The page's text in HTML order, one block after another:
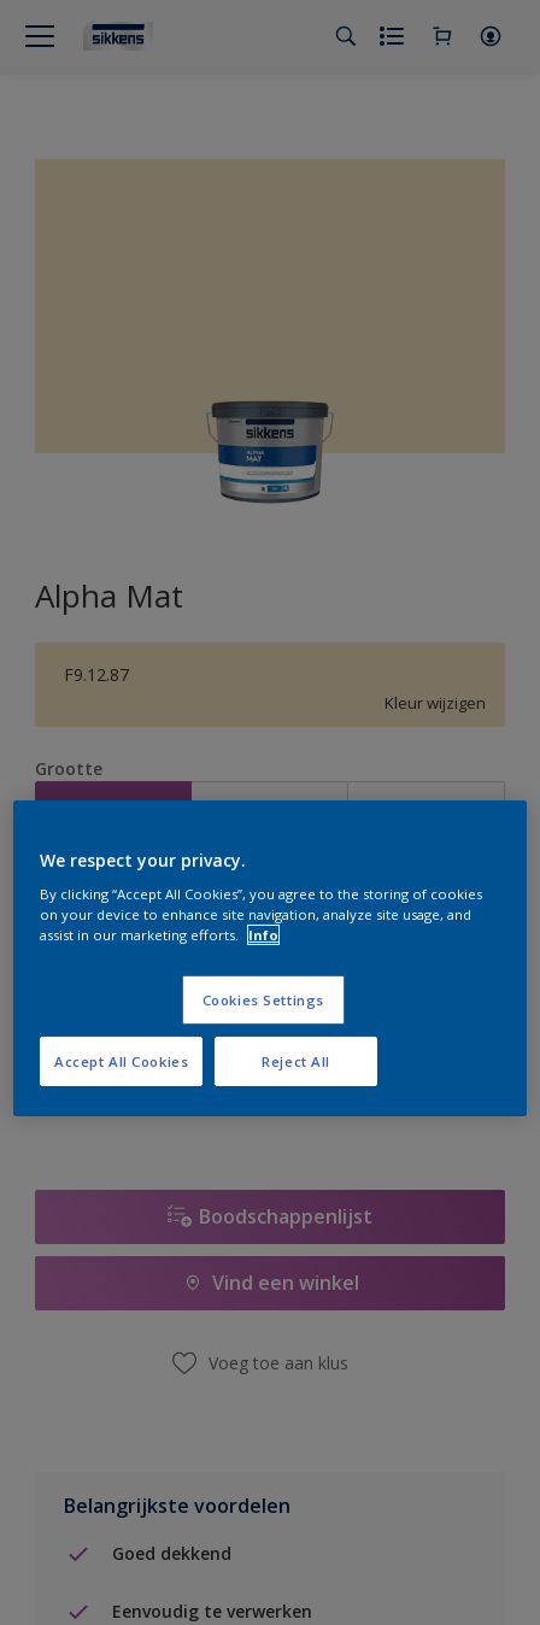
Alpha Mat
F9.12.87
Kleur wijzigen
Grootte
2,5 L 5 L 10 L
Verfcalculator
Bereken
Op dit moment is het niet mogelijk dit product online
te bestellen. Houd de website in de gaten, we werken
er hard aan om de voorraad aan te vullen.
Boodschappenlijst
Vind een winkel
Voeg toe aan klus
Belangrijkste voordelen
Goed dekkend
Eenvoudig te verwerken
We respect your privacy.
By clicking “Accept All Cookies”, you agree to the storing of cookies
on your device to enhance site navigation, analyze site usage, and
assist in our marketing efforts.
Info
Cookies Settings
Reject All
Accept All Cookies